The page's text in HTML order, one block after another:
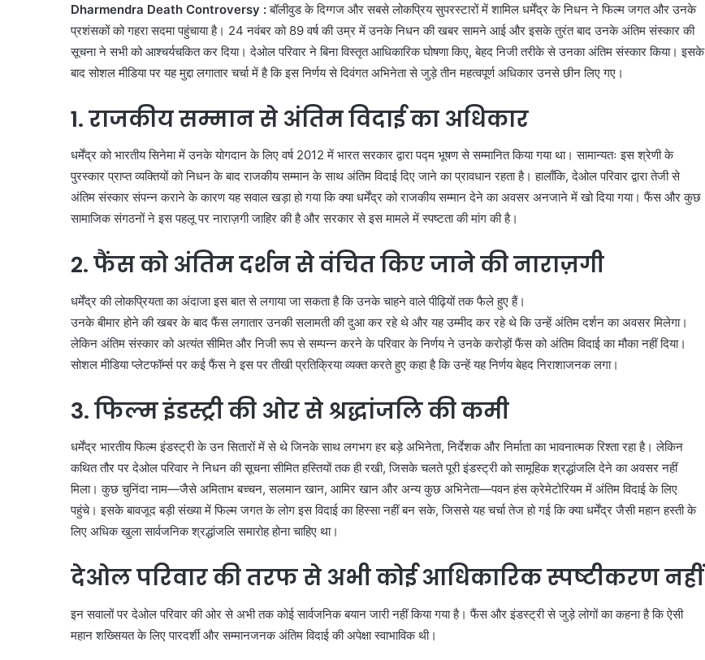
Dharmendra Death Controversy :बॉलीवुड के दिग्गज और सबसे लोकप्रिय सुपरस्टारों में शामिल धर्मेंद्र के निधन ने फिल्म जगत और उनके
प्रशंसकों को गहरा सदमा पहुंचाया है। 24 नवंबर को 89 वर्ष की उम्र में उनके निधन की खबर सामने आई और इसके तुरंत बाद उनके अंतिम संस्कार की
सूचना ने सभी को आश्चर्यचकित कर दिया। देओल परिवार ने बिना विस्तृत आधिकारिक घोषणा किए, बेहद निजी तरीके से उनका अंतिम संस्कार किया। इसके
बाद सोशल मीडिया पर यह मुद्दा लगातार चर्चा में है कि इस निर्णय से दिवंगत अभिनेता से जुड़े तीन महत्वपूर्ण अधिकार उनसे छीन लिए गए।
1. राजकीय सम्मान से अंतिम विदाई का अधिकार
धर्मेंद्र को भारतीय सिनेमा में उनके योगदान के लिए वर्ष 2012 में भारत सरकार द्वारा पद्म भूषण से सम्मानित किया गया था। सामान्यतः इस श्रेणी के
पुरस्कार प्राप्त व्यक्तियों को निधन के बाद राजकीय सम्मान के साथ अंतिम विदाई दिए जाने का प्रावधान रहता है। हालाँकि, देओल परिवार द्वारा तेजी से
अंतिम संस्कार संपन्न कराने के कारण यह सवाल खड़ा हो गया कि क्या धर्मेंद्र को राजकीय सम्मान देने का अवसर अनजाने में खो दिया गया। फैंस और कुछ
सामाजिक संगठनों ने इस पहलू पर नाराज़गी जाहिर की है और सरकार से इस मामले में स्पष्टता की मांग की है।
2. फैंस को अंतिम दर्शन से वंचित किए जाने की नाराज़गी
धर्मेंद्र की लोकप्रियता का अंदाजा इस बात से लगाया जा सकता है कि उनके चाहने वाले पीढ़ियों तक फैले हुए हैं।
उनके बीमार होने की खबर के बाद फैंस लगातार उनकी सलामती की दुआ कर रहे थे और यह उम्मीद कर रहे थे कि उन्हें अंतिम दर्शन का अवसर मिलेगा।
लेकिन अंतिम संस्कार को अत्यंत सीमित और निजी रूप से सम्पन्न करने के परिवार के निर्णय ने उनके करोड़ों फैंस को अंतिम विदाई का मौका नहीं दिया।
सोशल मीडिया प्लेटफॉर्म्स पर कई फैंस ने इस पर तीखी प्रतिक्रिया व्यक्त करते हुए कहा है कि उन्हें यह निर्णय बेहद निराशाजनक लगा।
3. फिल्म इंडस्ट्री की ओर से श्रद्धांजलि की कमी
धर्मेंद्र भारतीय फिल्म इंडस्ट्री के उन सितारों में से थे जिनके साथ लगभग हर बड़े अभिनेता, निर्देशक और निर्माता का भावनात्मक रिश्ता रहा है। लेकिन
कथित तौर पर देओल परिवार ने निधन की सूचना सीमित हस्तियों तक ही रखी, जिसके चलते पूरी इंडस्ट्री को सामूहिक श्रद्धांजलि देने का अवसर नहीं
मिला। कुछ चुनिंदा नाम—जैसे अमिताभ बच्चन, सलमान खान, आमिर खान और अन्य कुछ अभिनेता—पवन हंस क्रेमेटोरियम में अंतिम विदाई के लिए
पहुंचे। इसके बावजूद बड़ी संख्या में फिल्म जगत के लोग इस विदाई का हिस्सा नहीं बन सके, जिससे यह चर्चा तेज हो गई कि क्या धर्मेंद्र जैसी महान हस्ती के
लिए अधिक खुला सार्वजनिक श्रद्धांजलि समारोह होना चाहिए था।
देओल परिवार की तरफ से अभी कोई आधिकारिक स्पष्टीकरण नहीं
इन सवालों पर देओल परिवार की ओर से अभी तक कोई सार्वजनिक बयान जारी नहीं किया गया है। फैंस और इंडस्ट्री से जुड़े लोगों का कहना है कि ऐसी
महान शख्सियत के लिए पारदर्शी और सम्मानजनक अंतिम विदाई की अपेक्षा स्वाभाविक थी।